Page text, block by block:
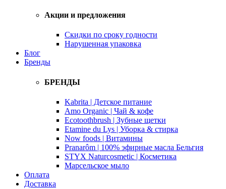
Акции и предложения
Скидки по сроку годности
Нарушенная упаковка
Блог
Бренды
БРЕНДЫ
Kabrita | Детское питание
Amo Organic | Чай & кофе
Ecotoothbrush | Зубные щетки
Etamine du Lys | Уборка & стирка
Now foods | Витамины
Pranarôm | 100% эфирные масла Бельгия
STYX Naturcosmetic | Косметика
Марсельское мыло
Оплата
Доставка